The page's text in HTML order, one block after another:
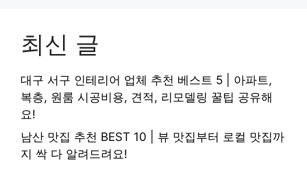
최신 글
대구 서구 인테리어 업체 추천 베스트 5 | 아파트,
복층, 원룸 시공비용, 견적, 리모델링 꿀팁 공유해
요!
남산 맛집 추천 BEST 10 | 뷰 맛집부터 로컬 맛집까
지 싹 다 알려드려요!